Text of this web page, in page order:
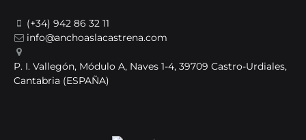
(+34) 942 86 32 11
info@anchoaslacastrena.com
P. I. Vallegón, Módulo A, Naves 1-4, 39709 Castro-Urdiales,
Cantabria (ESPAÑA)